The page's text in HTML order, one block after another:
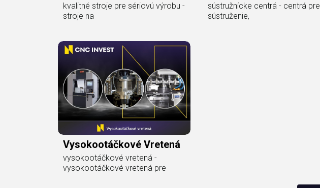
kvalitné stroje pre sériovú výrobu -
stroje na
sústružnícke centrá - centrá pre
sústruženie,
Vysokootáčkové Vretená
vysokootáčkové vretená -
vysokootáčkové vretená pre